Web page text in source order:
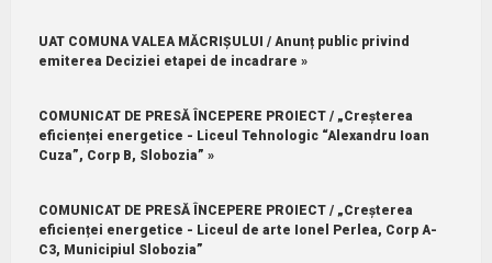
UAT COMUNA VALEA MĂCRIȘULUI / Anunț public privind
emiterea Deciziei etapei de incadrare »
COMUNICAT DE PRESĂ ÎNCEPERE PROIECT / „Creșterea
eficienței energetice - Liceul Tehnologic “Alexandru Ioan
Cuza”, Corp B, Slobozia” »
COMUNICAT DE PRESĂ ÎNCEPERE PROIECT / „Creșterea
eficienței energetice - Liceul de arte Ionel Perlea, Corp A-
C3, Municipiul Slobozia”